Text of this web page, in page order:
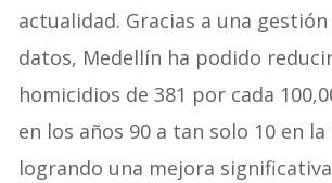
actualidad. Gracias a una
datos, Medellín ha podido
homicidios de 381 por cada
en los años 90 a tan solo 10 en
logrando una mejora